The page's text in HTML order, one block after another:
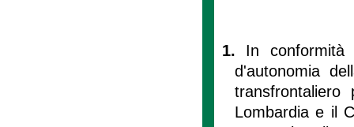
1. In conformità
d'autonomia
Lombardia e il